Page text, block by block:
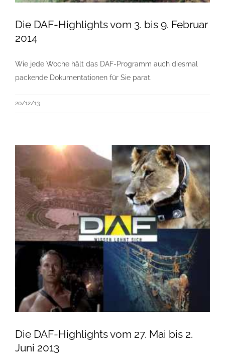
Die DAF-Highlights vom 3. bis 9. Februar
2014
Wie jede Woche hält das DAF-Programm auch diesmal
packende Dokumentationen für Sie parat.
20/12/13
Die DAF-Highlights vom 27. Mai bis 2.
Juni 2013